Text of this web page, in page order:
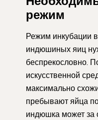
режим
Режим инкубации
индюшиных яиц
беспрекословно.
искусственной
максимально
пребывают яйца
индюшка может за